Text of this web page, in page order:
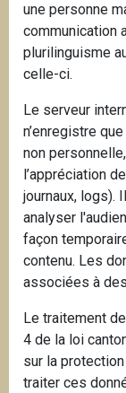
une personne
communication
plurilinguisme
celle-ci.
Le serveur
n’enregistre
non
l’appréciation
journaux, logs).
analyser
façon
contenu. Les
associées à
Le traitement
4 de la loi
sur la
traiter ces